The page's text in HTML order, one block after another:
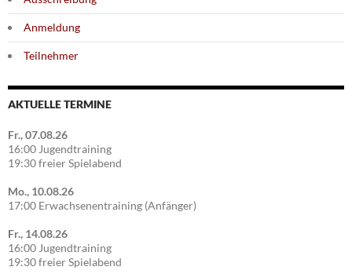
Anmeldung
Teilnehmer
AKTUELLE TERMINE
Fr., 07.08.26
16:00 Jugendtraining
19:30 freier Spielabend
Mo., 10.08.26
17:00 Erwachsenentraining (Anfänger)
Fr., 14.08.26
16:00 Jugendtraining
19:30 freier Spielabend